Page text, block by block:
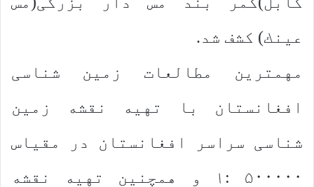
عینك) كشف شد.
مهمترین مطالعات زمین شناسی
افغانستان با تهیه نقشه زمین
شناسی سراسر افغانستان در مقیاس
۵۰۰۰۰۰ :۱ و همچنین تهیه نقشه